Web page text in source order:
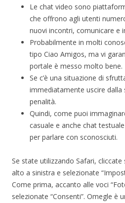
Le chat video sono
che offrono agli utenti
nuovi incontri, comunicare e
Probabilmente in molti
tipo Ciao Amigos, ma vi
portale è messo molto bene.
Se c’è una situazione di
immediatamente uscire dalla
penalità.
Quindi, come puoi
casuale e anche chat
per parlare con sconosciuti.
Se state utilizzando Safari, cliccate
alto a sinistra e selezionate
Come prima, accanto alle voci
selezionate “Consenti”. Omegle è